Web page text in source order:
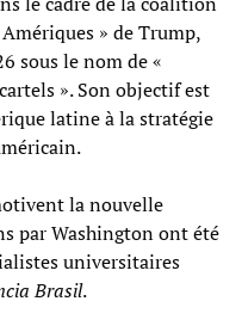
» de Trump,
sous le nom de «
». Son objectif est
latine à la stratégie
la nouvelle
par Washington ont été
universitaires
Brasil.